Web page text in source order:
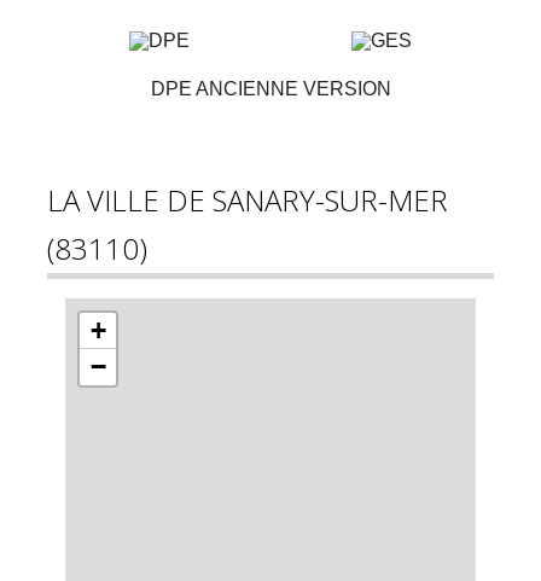
DPE ANCIENNE VERSION
LA VILLE DE SANARY-SUR-MER
(83110)
+
−